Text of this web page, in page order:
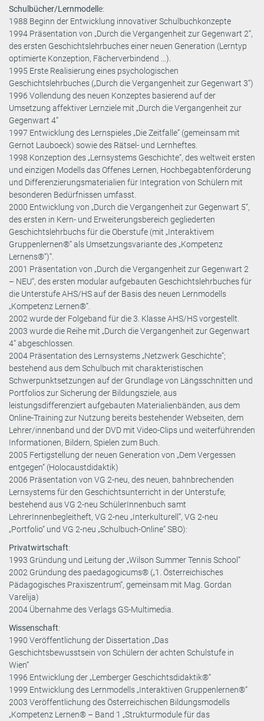
Schulbücher/Lernmodelle:
1988 Beginn der Entwicklung innovativer Schulbuchkonzepte
1994 Präsentation von „Durch die Vergangenheit zur Gegenwart 2“,
des ersten Geschichtslehrbuches einer neuen Generation (Lerntyp
optimierte Konzeption, Fächerverbindend …).
1995 Erste Realisierung eines psychologischen
Geschichtslehrbuches („Durch die Vergangenheit zur Gegenwart 3“)
1996 Vollendung des neuen Konzeptes basierend auf der
Umsetzung affektiver Lernziele mit „Durch die Vergangenheit zur
Gegenwart 4“
1997 Entwicklung des Lernspieles „Die Zeitfalle“ (gemeinsam mit
Gernot Lauboeck) sowie des Rätsel- und Lernheftes.
1998 Konzeption des „Lernsystems Geschichte“, des weltweit ersten
und einzigen Modells das Offenes Lernen, Hochbegabtenförderung
und Differenzierungsmaterialien für Integration von Schülern mit
besonderen Bedürfnissen umfasst.
2000 Entwicklung von „Durch die Vergangenheit zur Gegenwart 5“,
des ersten in Kern- und Erweiterungsbereich gegliederten
Geschichtslehrbuchs für die Oberstufe (mit „Interaktivem
Gruppenlernen®“ als Umsetzungsvariante des „Kompetenz
Lernens®“)“.
2001 Präsentation von „Durch die Vergangenheit zur Gegenwart 2
– NEU“, des ersten modular aufgebauten Geschichtslehrbuches für
die Unterstufe AHS/HS auf der Basis des neuen Lernmodells
„Kompetenz Lernen®“.
2002 wurde der Folgeband für die 3. Klasse AHS/HS vorgestellt.
2003 wurde die Reihe mit „Durch die Vergangenheit zur Gegenwart
4“ abgeschlossen.
2004 Präsentation des Lernsystems „Netzwerk Geschichte“;
bestehend aus dem Schulbuch mit charakteristischen
Schwerpunktsetzungen auf der Grundlage von Längsschnitten und
Portfolios zur Sicherung der Bildungsziele, aus
leistungsdifferenziert aufgebauten Materialienbänden, aus dem
Online-Training zur Nutzung bereits bestehender Webseiten, dem
Lehrer/innenband und der DVD mit Video-Clips und weiterführenden
Informationen, Bildern, Spielen zum Buch.
2005 Fertigstellung der neuen Generation von „Dem Vergessen
entgegen“ (Holocaustdidaktik)
2006 Präsentation von VG 2-neu, des neuen, bahnbrechenden
Lernsystems für den Geschichtsunterricht in der Unterstufe;
bestehend aus VG 2-neu SchülerInnenbuch samt
LehrerInnenbegleitheft, VG 2-neu „Interkulturell“, VG 2-neu
„Portfolio“ und VG 2-neu „Schulbuch-Online“ SBO):
Privatwirtschaft:
1993 Gründung und Leitung der „Wilson Summer Tennis School“
2002 Gründung des paedagogicums® („1. Österreichisches
Pädagogisches Praxiszentrum“, gemeinsam mit Mag. Gordan
Varelija)
2004 Übernahme des Verlags GS-Multimedia.
Wissenschaft:
1990 Veröffentlichung der Dissertation „Das
Geschichtsbewusstsein von Schülern der achten Schulstufe in
Wien“
1996 Entwicklung der „Lemberger Geschichtsdidaktik®“
1999 Entwicklung des Lernmodells „Interaktiven Gruppenlernen®“
2003 Veröffentlichung des Österreichischen Bildungsmodells
„Kompetenz Lernen® – Band 1 „Strukturmodule für das